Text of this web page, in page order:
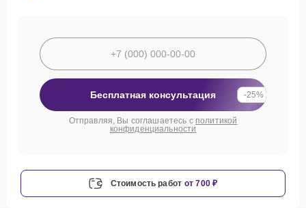
Бесплатная консультация -25%
Отправляя, Вы соглашаетесь с политикой
конфиденциальности
Стоимость работ от 700 ₽